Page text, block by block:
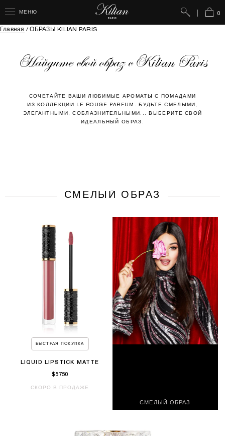
МЕНЮ 0
Поиск
Главная /ОБРАЗЫ KILIAN PARIS
Найдите свой образ с Kilian Paris
СОЧЕТАЙТЕ ВАШИ ЛЮБИМЫЕ АРОМАТЫ С ПОМАДАМИ
ИЗ КОЛЛЕКЦИИ LE ROUGE PARFUM. БУДЬТЕ СМЕЛЫМИ,
ЭЛЕГАНТНЫМИ, СОБЛАЗНИТЕЛЬНЫМИ... ВЫБЕРИТЕ СВОЙ
ИДЕАЛЬНЫЙ ОБРАЗ.
СМЕЛЫЙ ОБРАЗ
БЫСТРАЯ ПОКУПКА
LIQUID LIPSTICK MATTE
$5750
СКОРО В ПРОДАЖЕ
СМЕЛЫЙ ОБРАЗ